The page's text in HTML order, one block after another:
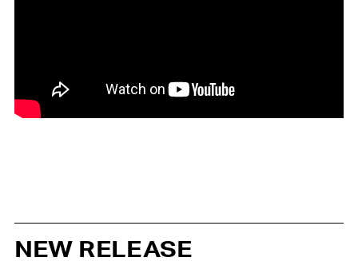
NEW RELEASE